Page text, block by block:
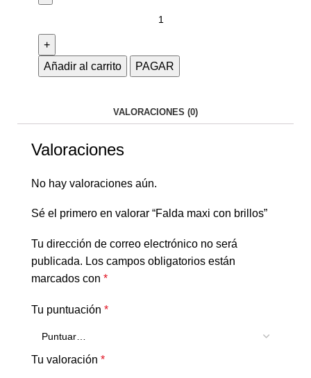
Añadir al carrito PAGAR
VALORACIONES (0)
Valoraciones
No hay valoraciones aún.
Sé el primero en valorar “Falda maxi con brillos”
Tu dirección de correo electrónico no será
publicada. Los campos obligatorios están
marcados con *
Tu puntuación *
Tu valoración *